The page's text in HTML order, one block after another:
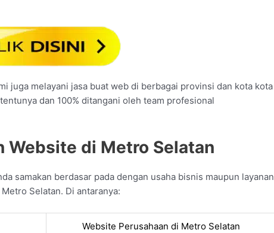
juga melayani jasa buat web di berbagai provinsi dan kota kota
dan 100% ditangani oleh team profesional
Website di Metro Selatan
samakan berdasar pada dengan usaha bisnis maupun layanan
Selatan. Di antaranya:
Website Perusahaan di Metro Selatan